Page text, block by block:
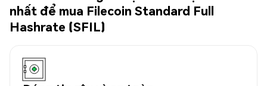
nhất để mua Filecoin Standard Full
Hashrate (SFIL)